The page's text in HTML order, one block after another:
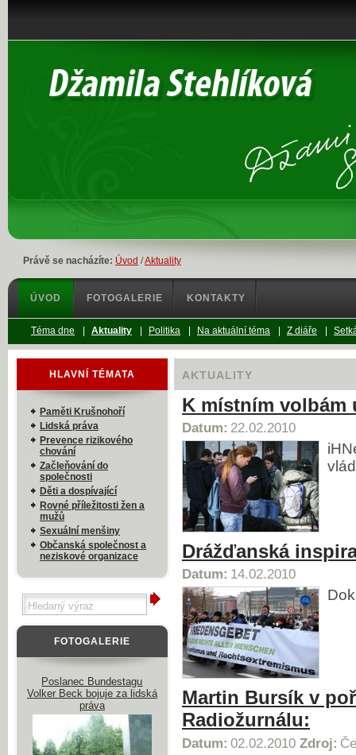
Právě se nacházíte: Úvod /Aktuality
AKTUALITY
K místním volbám
Datum: 22.02.2010
Drážďanská
Datum: 14.02.2010
Martin Bursík v
Radiožurnálu:
Datum: 02.02.2010 Zdroj:
HLAVNÍ TÉMATA
Paměti Krušnohoří
Lidská práva
Prevence rizikového
chování
Začleňování do
společnosti
Děti a dospívající
Rovné příležitosti žen a
mužů
Sexuální menšiny
Občanská společnost a
neziskové organizace
FOTOGALERIE
Poslanec Bundestagu
Volker Beck bojuje za lidská
práva
ÚVOD FOTOGALERIE KONTAKTY
Téma dne Aktuality Politika Na aktuální téma Z diáře